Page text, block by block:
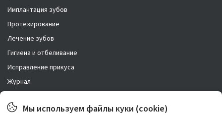
Имплантация зубов
Протезирование
Лечение зубов
Гигиена и отбеливание
Исправление прикуса
Журнал
Правовая информация
Мы используем файлы куки (cookie)